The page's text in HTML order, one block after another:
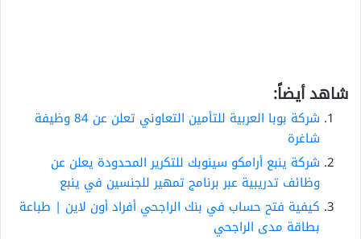
شاهد أيضاً:
شركة بوبا العربية للتأمين التعاوني تعلن عن 84 وظيفة
شاغرة
شركة ينبع أرامكو سينوبك للتكرير المحدودة يعلن عن
وظائف تدريبية عبر برنامج تمهير للجنسين في ينبع
كيفية فتح حساب في بنك الراجحي أفراد أون لاين | طباعة
بطاقة مدى الراجحي